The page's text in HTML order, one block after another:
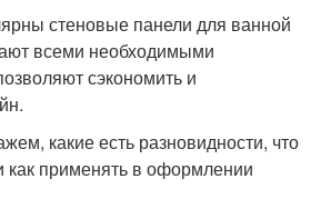
стеновые панели для ванной
всеми необходимыми
сэкономить и
какие есть разновидности, что
как применять в оформлении